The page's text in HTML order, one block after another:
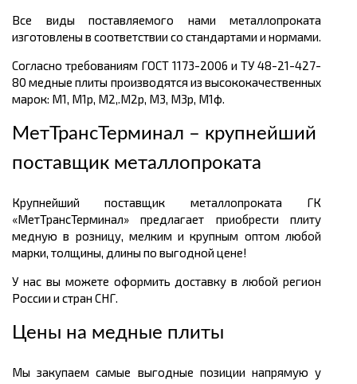
Все виды поставляемого нами металлопроката
изготовлены в соответствии со стандартами и нормами.
Согласно требованиям ГОСТ 1173-2006 и ТУ 48-21-427-
80 медные плиты производятся из высококачественных
марок: М1, М1р, М2,.М2р, М3, М3р, М1ф.
МетТрансТерминал – крупнейший
поставщик металлопроката
Крупнейший поставщик металлопроката ГК
«МетТрансТерминал» предлагает приобрести плиту
медную в розницу, мелким и крупным оптом любой
марки, толщины, длины по выгодной цене!
У нас вы можете оформить доставку в любой регион
России и стран СНГ.
Цены на медные плиты
Мы закупаем самые выгодные позиции напрямую у